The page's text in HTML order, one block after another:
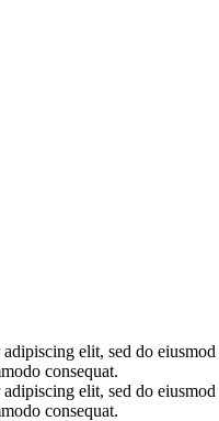
elit, sed do
consequat.
elit, sed do
consequat.